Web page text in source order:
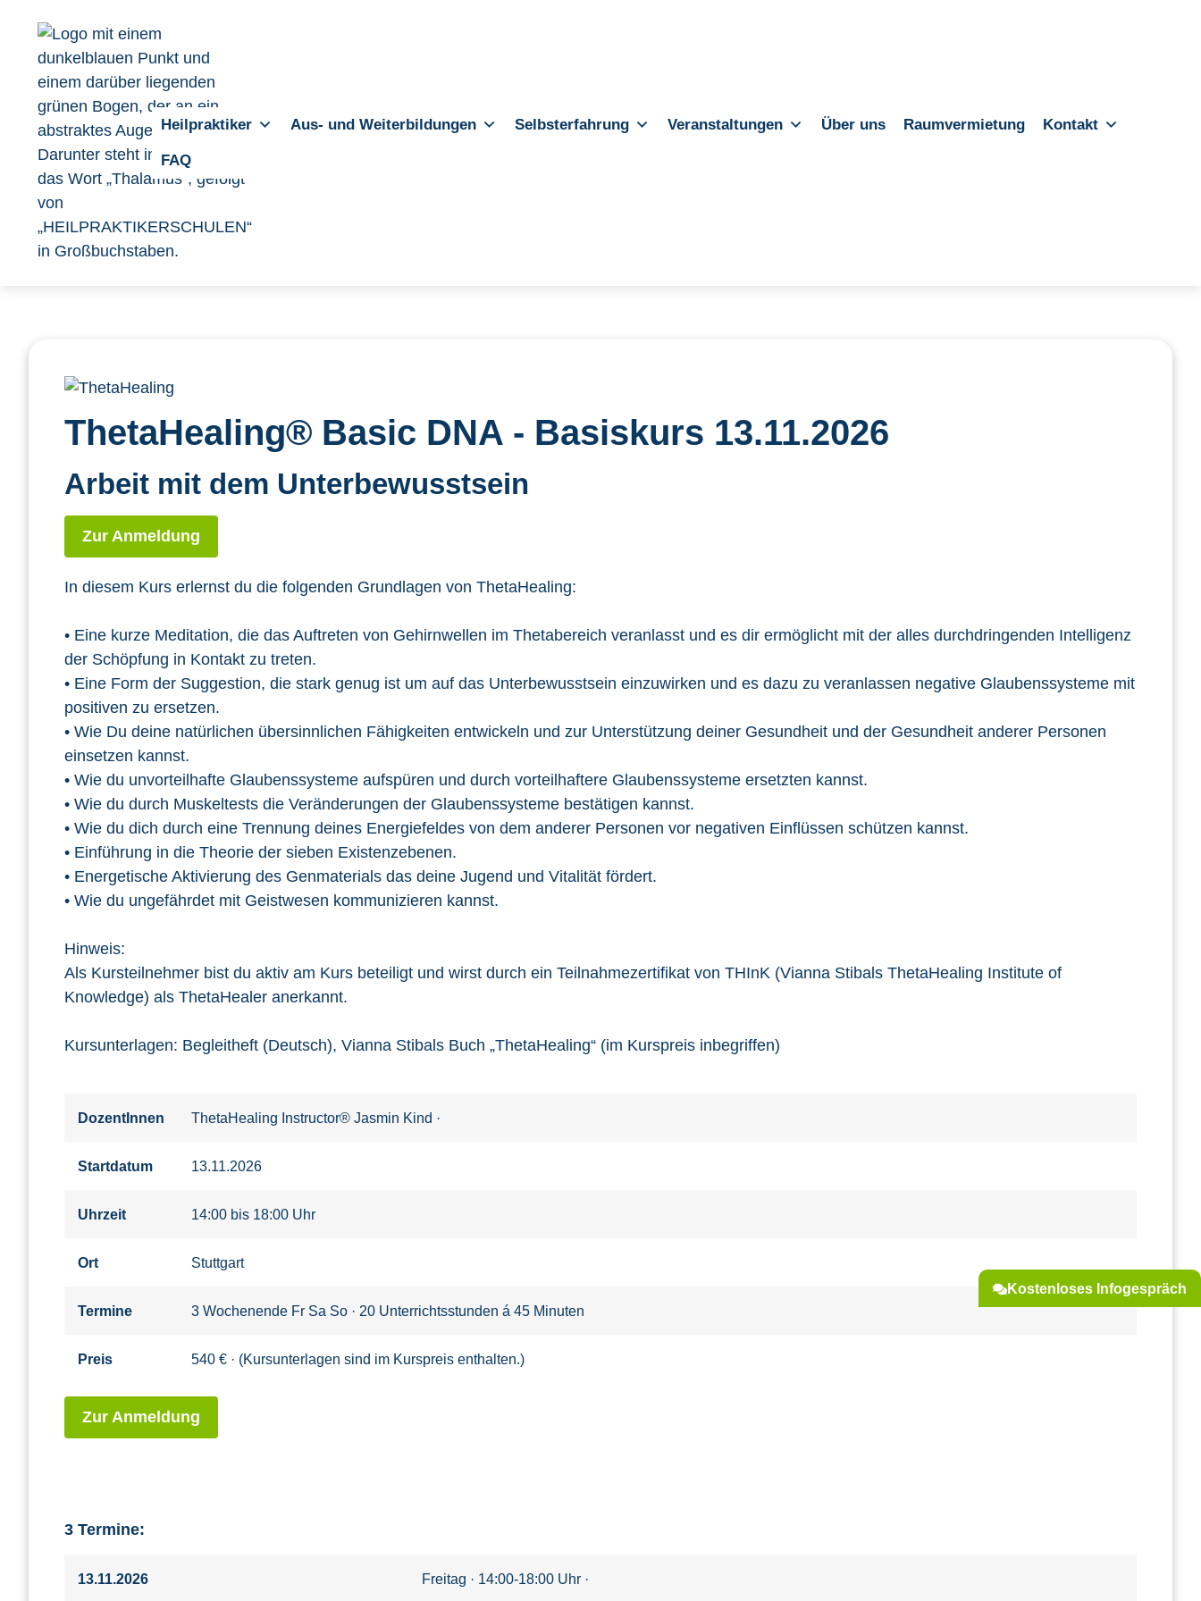
Heilpraktiker Aus- und Weiterbildungen Selbsterfahrung Veranstaltungen Über uns Raumvermietung Kontakt
FAQ
Kostenloses Infogespräch
ThetaHealing® Basic DNA - Basiskurs 13.11.2026
Arbeit mit dem Unterbewusstsein
Zur Anmeldung
In diesem Kurs erlernst du die folgenden Grundlagen von ThetaHealing:
• Eine kurze Meditation, die das Auftreten von Gehirnwellen im Thetabereich veranlasst und es dir ermöglicht mit der alles durchdringenden Intelligenz
der Schöpfung in Kontakt zu treten.
• Eine Form der Suggestion, die stark genug ist um auf das Unterbewusstsein einzuwirken und es dazu zu veranlassen negative Glaubenssysteme mit
positiven zu ersetzen.
• Wie Du deine natürlichen übersinnlichen Fähigkeiten entwickeln und zur Unterstützung deiner Gesundheit und der Gesundheit anderer Personen
einsetzen kannst.
• Wie du unvorteilhafte Glaubenssysteme aufspüren und durch vorteilhaftere Glaubenssysteme ersetzten kannst.
• Wie du durch Muskeltests die Veränderungen der Glaubenssysteme bestätigen kannst.
• Wie du dich durch eine Trennung deines Energiefeldes von dem anderer Personen vor negativen Einflüssen schützen kannst.
• Einführung in die Theorie der sieben Existenzebenen.
• Energetische Aktivierung des Genmaterials das deine Jugend und Vitalität fördert.
• Wie du ungefährdet mit Geistwesen kommunizieren kannst.
Hinweis:
Als Kursteilnehmer bist du aktiv am Kurs beteiligt und wirst durch ein Teilnahmezertifikat von THInK (Vianna Stibals ThetaHealing Institute of
Knowledge) als ThetaHealer anerkannt.
Kursunterlagen: Begleitheft (Deutsch), Vianna Stibals Buch „ThetaHealing“ (im Kurspreis inbegriffen)
DozentInnen ThetaHealing Instructor® Jasmin Kind ·
Startdatum 13.11.2026
Uhrzeit 14:00 bis 18:00 Uhr
Ort Stuttgart
Termine 3 Wochenende Fr Sa So · 20 Unterrichtsstunden á 45 Minuten
Preis 540 € · (Kursunterlagen sind im Kurspreis enthalten.)
Zur Anmeldung
3 Termine:
13.11.2026 Freitag · 14:00-18:00 Uhr ·